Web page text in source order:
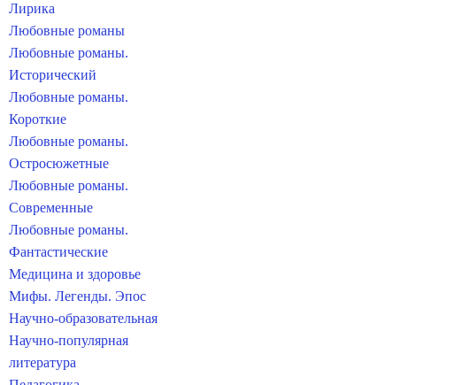
Лирика
Любовные романы
Любовные романы.
Исторический
Любовные романы.
Короткие
Любовные романы.
Остросюжетные
Любовные романы.
Современные
Любовные романы.
Фантастические
Медицина и здоровье
Мифы. Легенды. Эпос
Научно-образовательная
Научно-популярная
литература